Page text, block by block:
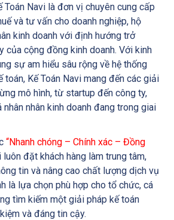
Toán Navi là đơn vị chuyên cung cấp
và tư vấn cho doanh nghiệp, hộ
kinh doanh với định hướng trở
của cộng đồng kinh doanh. Với kinh
sự am hiểu sâu rộng về hệ thống
toán, Kế Toán Navi mang đến các giải
mô hình, từ startup đến công ty,
nhân nhân kinh doanh đang trong giai
“Nhanh chóng – Chính xác – Đồng
luôn đặt khách hàng làm trung tâm,
tin và nâng cao chất lượng dịch vụ
là lựa chọn phù hợp cho tổ chức, cá
tìm kiếm một giải pháp kế toán
và đáng tin cậy.